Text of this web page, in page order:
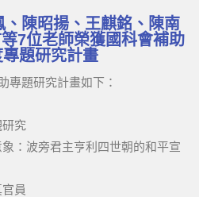
陳昭揚、王麒銘、陳南
7位老師榮獲國科會補助
題研究計畫
專題研究計畫如下：
究
：波旁君主亨利四世朝的和平宣
員